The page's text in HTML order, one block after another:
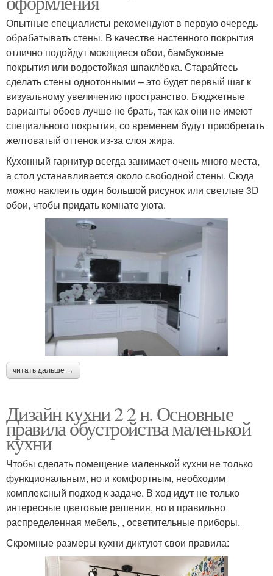
Опытные специалисты рекомендуют в первую очередь
обрабатывать стены. В качестве настенного покрытия
отлично подойдут моющиеся обои, бамбуковые
покрытия или водостойкая шпаклёвка. Старайтесь
сделать стены однотонными – это будет первый шаг к
визуальному увеличению пространство. Бюджетные
варианты обоев лучше не брать, так как они не имеют
специального покрытия, со временем будут приобретать
желтоватый оттенок из-за слоя жира.
Кухонный гарнитур всегда занимает очень много места,
а стол устанавливается около свободной стены. Сюда
можно наклеить один большой рисунок или светлые 3D
обои, чтобы придать комнате уюта.
читать дальше →
Дизайн кухни 2 2 н. Основные
правила обустройства маленькой
кухни
Чтобы сделать помещение маленькой кухни не только
функциональным, но и комфортным, необходим
комплексный подход к задаче. В ход идут не только
интересные цветовые решения, но и правильно
распределенная мебель, , осветительные приборы.
Скромные размеры кухни диктуют свои правила: